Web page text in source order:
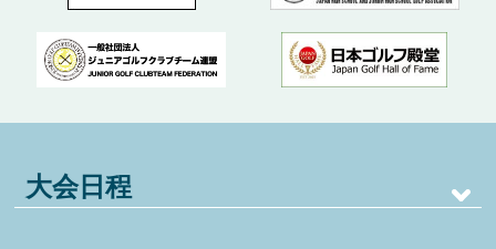
大会日程